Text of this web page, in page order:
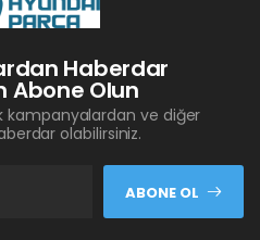
Haberdar
Abone Olun
kampanyalardan ve diğer
olabilirsiniz.
ABONE OL